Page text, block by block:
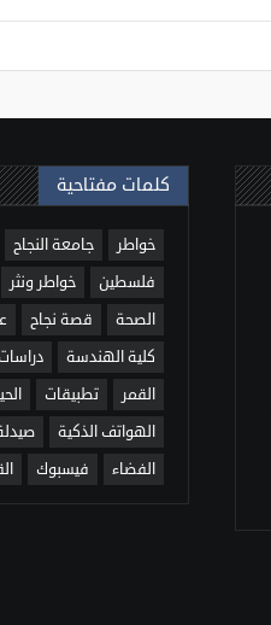
كلمات مفتاحية
خواطر جامعة النجاح
فلسطين
خواطر ونثر
الصحة
قصة نجاح
كلية الهندسة
القمر
تطبيقات
الهواتف الذكية
الفضاء
فيسبوك